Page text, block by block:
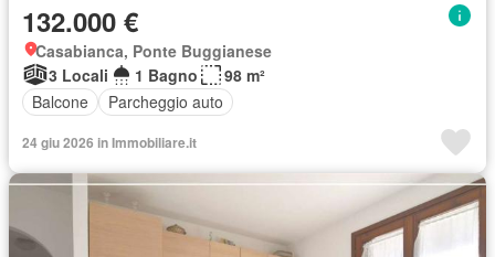
132.000 €
Casabianca, Ponte Buggianese
3 Locali
1 Bagno
98 m²
Balcone
Parcheggio auto
24 giu 2026 in Immobiliare.it